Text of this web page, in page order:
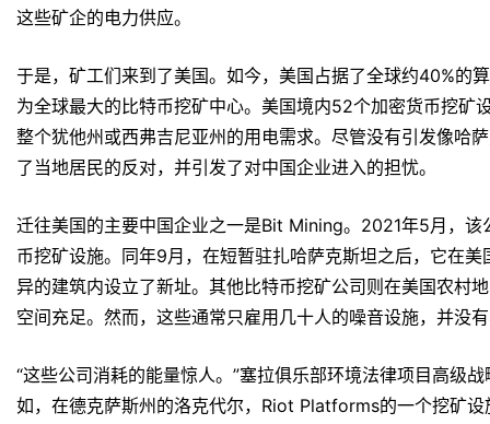
这些矿企的电力供应。
于是，矿工们来到了美国。如今，美国占据了全球约40%的
为全球最大的比特币挖矿中心。美国境内52个加密货币挖
整个犹他州或西弗吉尼亚州的用电需求。尽管没有引发像哈
了当地居民的反对，并引发了对中国企业进入的担忧。
迁往美国的主要中国企业之一是Bit Mining。2021年5月，
币挖矿设施。同年9月，在短暂驻扎哈萨克斯坦之后，它在
异的建筑内设立了新址。其他比特币挖矿公司则在美国农村
空间充足。然而，这些通常只雇用几十人的噪音设施，并没
“这些公司消耗的能量惊人。”塞拉俱乐部环境法律项目高级
如，在德克萨斯州的洛克代尔，Riot Platforms的一个挖矿